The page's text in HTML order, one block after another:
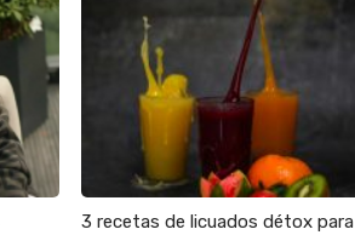
3 recetas de licuados détox para